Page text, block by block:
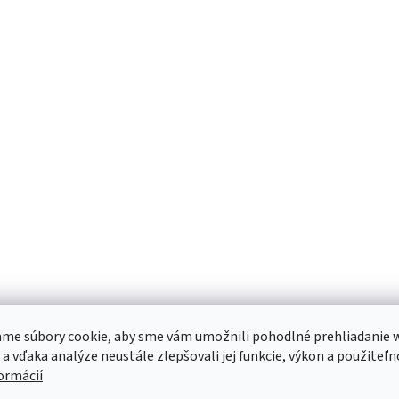
súbory cookie, aby sme vám umožnili pohodlné prehliadanie
vďaka analýze neustále zlepšovali jej funkcie, výkon a